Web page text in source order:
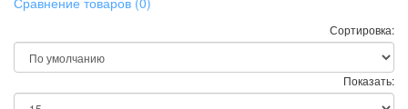
Сортировка:
Показать: